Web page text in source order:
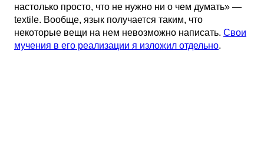
настолько просто, что не нужно ни о чем думать» —
textile. Вообще, язык получается таким, что
некоторые вещи на нем невозможно написать. Свои
мучения в его реализации я изложил отдельно.